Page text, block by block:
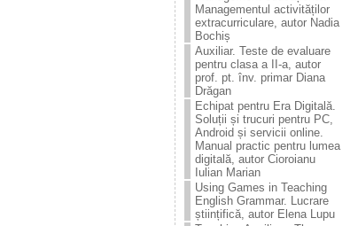
Managementul activităților
extracurriculare, autor Nadia
Bochiș
Auxiliar. Teste de evaluare
pentru clasa a II-a, autor
prof. pt. înv. primar Diana
Drăgan
Echipat pentru Era Digitală.
Soluții și trucuri pentru PC,
Android și servicii online.
Manual practic pentru lumea
digitală, autor Cioroianu
Iulian Marian
Using Games in Teaching
English Grammar. Lucrare
științifică, autor Elena Lupu